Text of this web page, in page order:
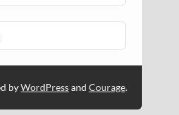
byWordPressand Courage.